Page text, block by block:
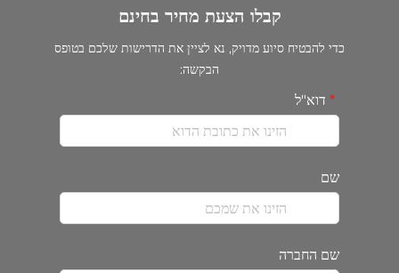
קבלו הצעת מחיר בחינם
כדי להבטיח סיוע מדויק, נא לציין את הדרישות שלכם בטופס
הבקשה:
דוא"ל
שם
שם החברה